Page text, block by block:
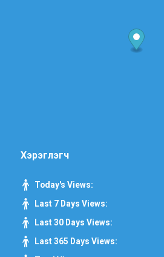
Хэрэглэгч
Today's Views:
Last 7 Days Views:
Last 30 Days Views:
Last 365 Days Views: